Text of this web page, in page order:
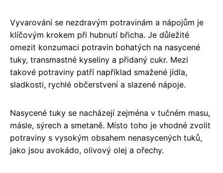
Vyvarování se nezdravým potravinám a nápojům je
klíčovým krokem při hubnutí břicha. Je důležité
omezit konzumaci potravin bohatých na nasycené
tuky, transmastné kyseliny a přidaný cukr. Mezi
takové potraviny patří například smažené jídla,
sladkosti, rychlé občerstvení a slazené nápoje.
Nasycené tuky se nacházejí zejména v tučném masu,
másle, sýrech a smetaně. Místo toho je vhodné zvolit
potraviny s vysokým obsahem nenasycených tuků,
jako jsou avokádo, olivový olej a ořechy.